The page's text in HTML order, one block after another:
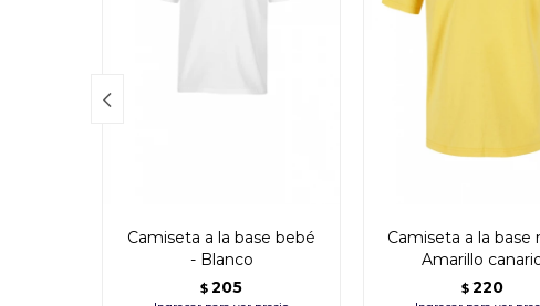
Camiseta a la base bebé
- Blanco
$ 205
Camiseta a la base
Amarillo
$ 220
